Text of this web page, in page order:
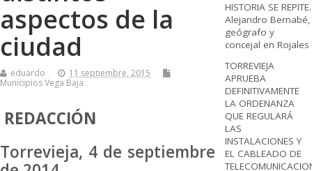
aspectos de la
ciudad
eduardo
11 septiembre, 2015
Municipios Vega Baja
REDACCIÓN
Torrevieja, 4 de septiembre
HISTORIA SE REPITE.
Alejandro Bernabé,
geógrafo y
concejal en Rojales
TORREVIEJA
APRUEBA
DEFINITIVAMENTE
LA ORDENANZA
QUE REGULARÁ
LAS
INSTALACIONES Y
EL CABLEADO DE